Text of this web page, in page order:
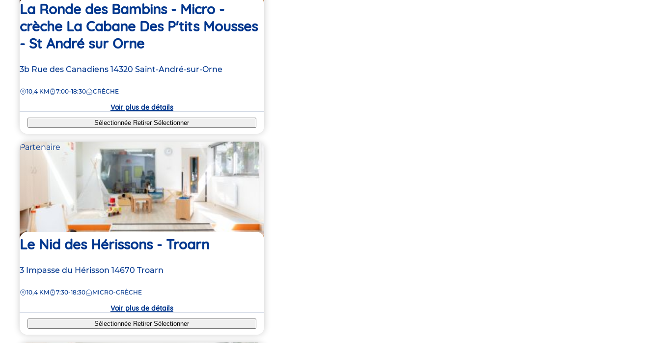
La Ronde des Bambins - Micro -
crèche La Cabane Des P'tits Mousses
- St André sur Orne
Adresse
la
3b Rue des Canadiens 14320 Saint-André-sur-Orne
DISTANCE
10,4 KM 7:00-18:30 CRÈCHE
Voir plus de détails
Sélectionnée RetirerSélectionner
Partenaire
Le Nid des Hérissons - Troarn
Adresse
la
3 Impasse du Hérisson 14670 Troarn
DISTANCE
10,4 KM 7:30-18:30 MICRO-CRÈCHE
Voir plus de détails
Sélectionnée RetirerSélectionner